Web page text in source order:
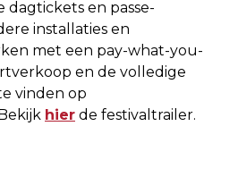
dagtickets en passe-
installaties en
met een pay-what-you-
en de volledige
vinden op
hier de festivaltrailer.